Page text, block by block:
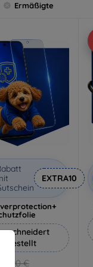
Ermäßigte
EXTRA10
18,90 €